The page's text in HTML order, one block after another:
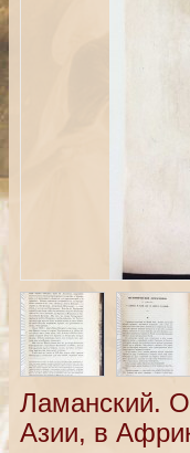
Ламанский.
Азии, в